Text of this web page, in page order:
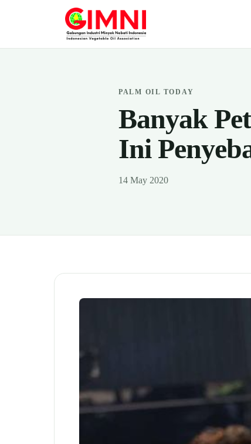
PALM OIL TODAY
Banyak
Ini
14 May 2020